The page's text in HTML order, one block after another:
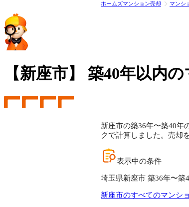
ホームズマンション売却 マンシ
【新座市】 築40年以内
新座市の築36年〜築40年
クで計算しました。売却
表示中の条件
埼玉県新座市 築36年〜築
新座市のすべてのマンシ